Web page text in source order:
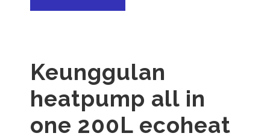
Keunggulan
heatpump all in
one 200L ecoheat